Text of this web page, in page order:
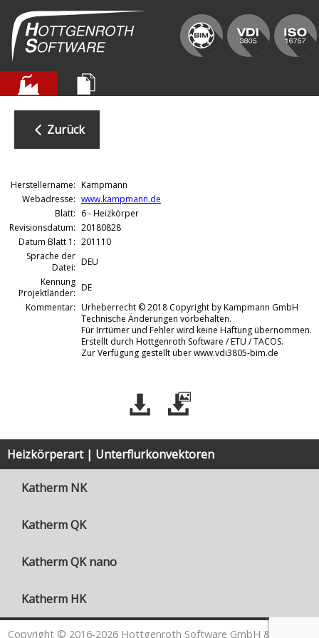
Zurück
Herstellername: Kampmann
Webadresse: www.kampmann.de
Blatt: 6 - Heizkörper
Revisionsdatum: 20180828
Datum Blatt 1: 201110
Sprache der
Datei: DEU
Kennung
Projektländer: DE
Kommentar: Urheberrecht © 2018 Copyright by Kampmann GmbH
Technische Änderungen vorbehalten.
Für Irrtümer und Fehler wird keine Haftung übernommen.
Erstellt durch Hottgenroth Software / ETU / TACOS.
Zur Verfügung gestellt über www.vdi3805-bim.de
Heizkörperart | Unterflurkonvektoren
Katherm NK
Katherm QK
Katherm QK nano
Katherm HK
Copyright © 2016-2026 Hottgenroth Software GmbH & Co. KG /